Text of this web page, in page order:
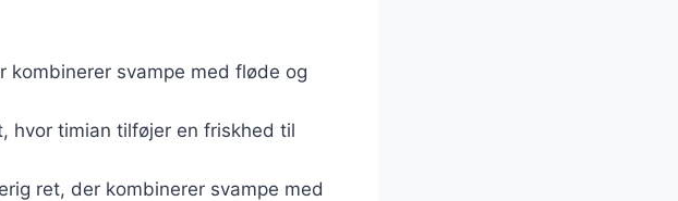
kombinerer svampe med fløde og
hvor timian tilføjer en friskhed til
ret, der kombinerer svampe med